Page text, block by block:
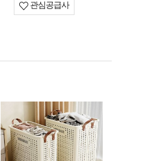
관심공급사